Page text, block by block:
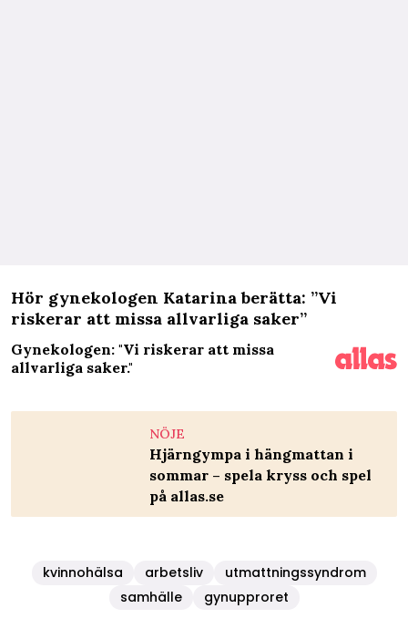
Hör gynekologen Katarina berätta: ”Vi
riskerar att missa allvarliga saker”
Gynekologen: "Vi riskerar att missa
allvarliga saker."
NÖJE
Hjärngympa i hängmattan i
sommar – spela kryss och spel
på allas.se
kvinnohälsa arbetsliv
utmattningssyndrom
samhälle
gynupproret